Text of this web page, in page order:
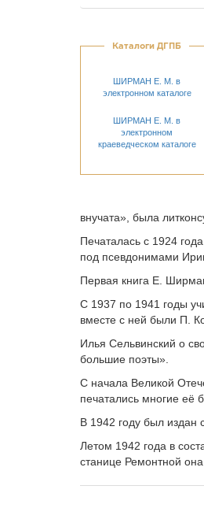
Каталоги ДГПБ
ШИРМАН Е. М. в
электронном каталоге
ШИРМАН Е. М. в
электронном
краеведческом каталоге
внучата», была
Печаталась с 1924
под псевдонимами
Первая книга Е.
С 1937 по 1941 годы
вместе с ней были П.
Илья Сельвинский о
большие поэты».
С начала Великой
печатались многие её
В 1942 году был издан
Летом 1942 года в
станице Ремонтной